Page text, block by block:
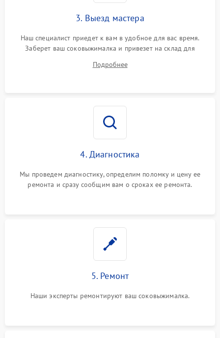
3. Выезд мастера
Наш специалист приедет к вам в удобное для вас время.
Заберет ваш соковыжималка и привезет на склад для
Подробнее
4. Диагностика
Мы проведем диагностику, определим поломку и цену ее
ремонта и сразу сообщим вам о сроках ее ремонта.
5. Ремонт
Наши эксперты ремонтируют ваш соковыжималка.